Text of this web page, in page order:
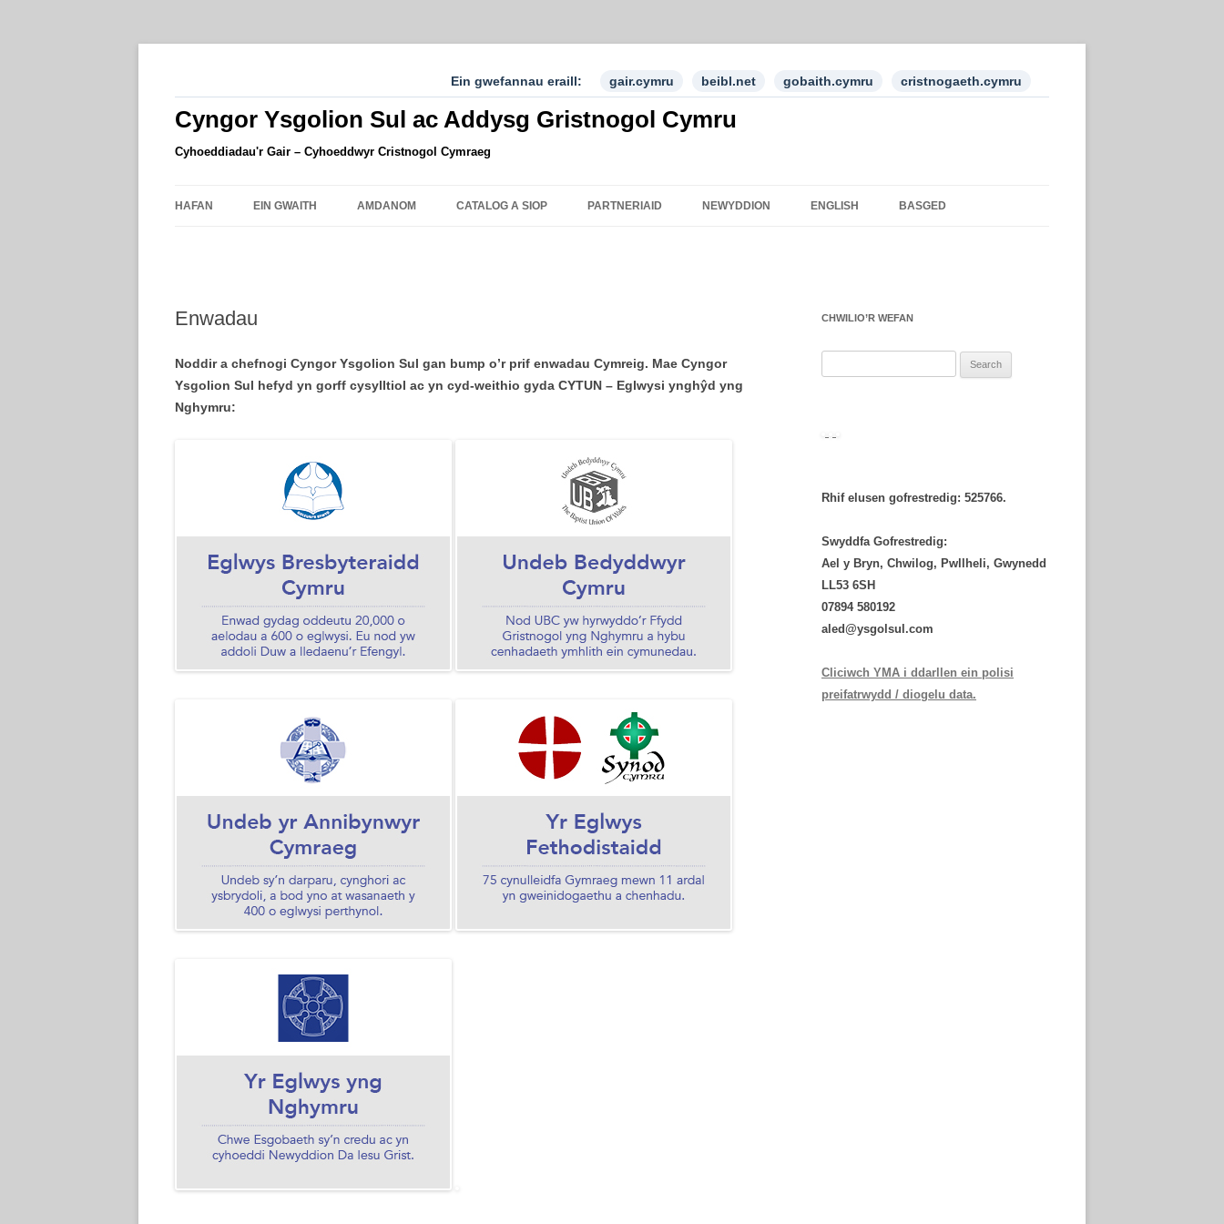
Ein gwefannau eraill: gair.cymru beibl.net gobaith.cymru cristnogaeth.cymru
Cyngor Ysgolion Sul ac Addysg Gristnogol Cymru
Cyhoeddiadau'r Gair – Cyhoeddwyr Cristnogol Cymraeg
HAFAN EIN GWAITH AMDANOM CATALOG A SIOP PARTNERIAID NEWYDDION ENGLISH BASGED
Enwadau
Noddir a chefnogi Cyngor Ysgolion Sul gan bump o’r prif enwadau Cymreig. Mae Cyngor
Ysgolion Sul hefyd yn gorff cysylltiol ac yn cyd-weithio gyda CYTUN – Eglwysi ynghŷd yng
Nghymru:
CHWILIO’R WEFAN
Rhif elusen gofrestredig: 525766.
Swyddfa Gofrestredig:
Ael y Bryn, Chwilog, Pwllheli, Gwynedd
LL53 6SH
‭07894 580192‬
aled@ysgolsul.com
Cliciwch YMA i ddarllen ein polisi
preifatrwydd / diogelu data.